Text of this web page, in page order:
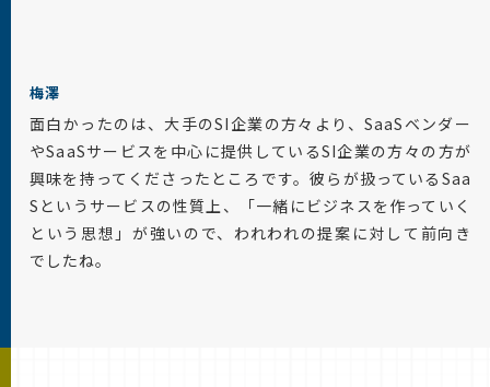
梅澤
面白かったのは、大手のSI企業の方々より、SaaSベンダー
やSaaSサービスを中心に提供しているSI企業の方々の方が
興味を持ってくださったところです。彼らが扱っているSaa
Sというサービスの性質上、「一緒にビジネスを作っていく
という思想」が強いので、われわれの提案に対して前向き
でしたね。